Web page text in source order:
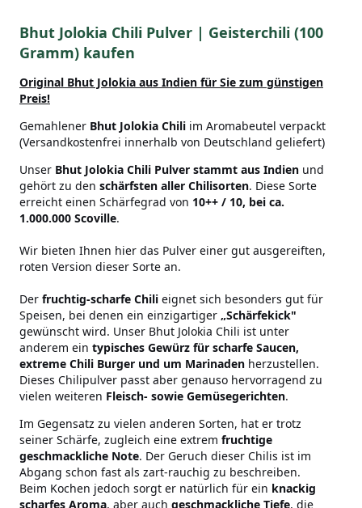
Bhut Jolokia Chili Pulver | Geisterchili (100
Gramm) kaufen
Original Bhut Jolokia aus Indien für Sie zum günstigen
Preis!
Gemahlener Bhut Jolokia Chili im Aromabeutel verpackt
(Versandkostenfrei innerhalb von Deutschland geliefert)
Unser Bhut Jolokia Chili Pulver stammt aus Indien und
gehört zu den schärfsten aller Chilisorten. Diese Sorte
erreicht einen Schärfegrad von 10++ / 10, bei ca.
1.000.000 Scoville.
Wir bieten Ihnen hier das Pulver einer gut ausgereiften,
roten Version dieser Sorte an.
Der fruchtig-scharfe Chili eignet sich besonders gut für
Speisen, bei denen ein einzigartiger „Schärfekick"
gewünscht wird. Unser Bhut Jolokia Chili ist unter
anderem ein typisches Gewürz für scharfe Saucen,
extreme Chili Burger und um Marinaden herzustellen.
Dieses Chilipulver passt aber genauso hervorragend zu
vielen weiteren Fleisch- sowie Gemüsegerichten.
Im Gegensatz zu vielen anderen Sorten, hat er trotz
seiner Schärfe, zugleich eine extrem fruchtige
geschmackliche Note. Der Geruch dieser Chilis ist im
Abgang schon fast als zart-rauchig zu beschreiben.
Beim Kochen jedoch sorgt er natürlich für ein knackig
scharfes Aroma, aber auch geschmackliche Tiefe, die